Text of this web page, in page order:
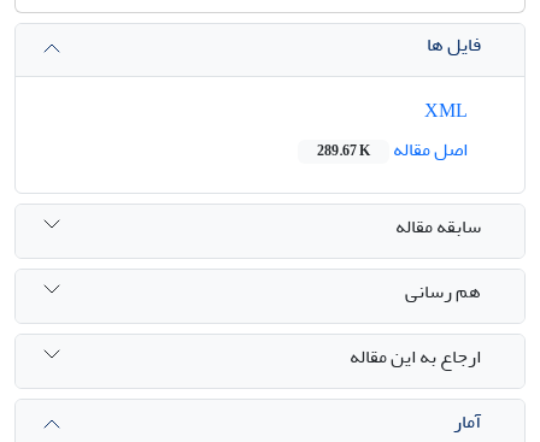
فایل ها
اصل مقاله
289.67 K
سابقه مقاله
هم رسانی
ارجاع به این مقاله
آمار